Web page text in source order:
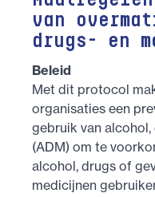
van
drugs- en
Beleid
Met dit protocol
organisaties een
gebruik van
(ADM) om te
alcohol, drugs of
medicijnen